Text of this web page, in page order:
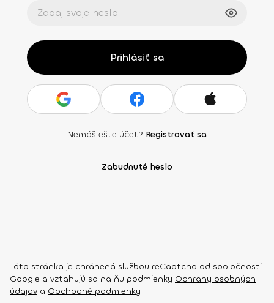
Prihlásiť sa
Nemáš ešte účet? Registrovať sa
Zabudnuté heslo
Táto stránka je chránená službou reCaptcha od spoločnosti
Google a vzťahujú sa na ňu podmienky Ochrany osobných
údajov a Obchodné podmienky